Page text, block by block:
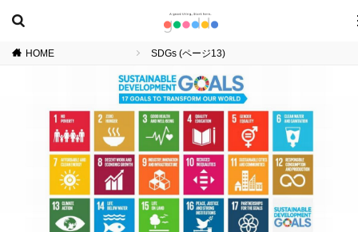
HOME SDGs (ページ13)